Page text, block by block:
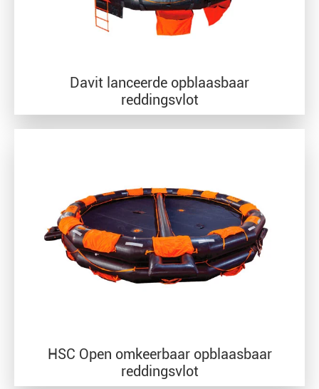
Davit lanceerde opblaasbaar
reddingsvlot
HSC Open omkeerbaar opblaasbaar
reddingsvlot